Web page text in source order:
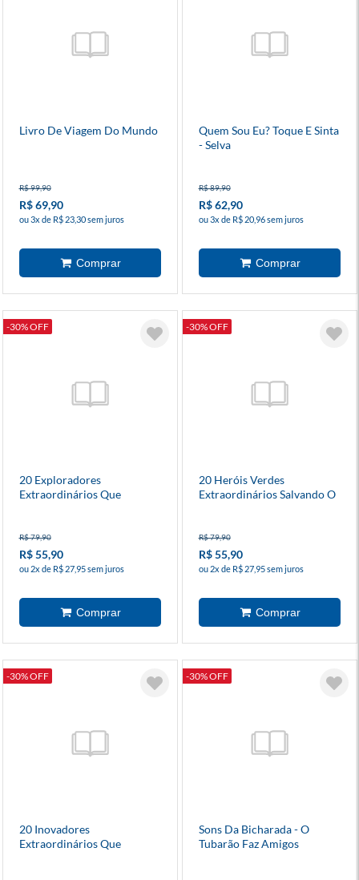
Livro De Viagem Do Mundo
R$ 99,90
R$ 69,90
ou 3x de R$ 23,30 sem juros
Quem Sou Eu? Toque E Sinta
- Selva
R$ 89,90
R$ 62,90
ou 3x de R$ 20,96 sem juros
-30% OFF
20 Exploradores
Extraordinários Que
R$ 79,90
R$ 55,90
ou 2x de R$ 27,95 sem juros
-30% OFF
20 Heróis Verdes
Extraordinários Salvando O
R$ 79,90
R$ 55,90
ou 2x de R$ 27,95 sem juros
-30% OFF
20 Inovadores
Extraordinários Que
-30% OFF
Sons Da Bicharada - O
Tubarão Faz Amigos